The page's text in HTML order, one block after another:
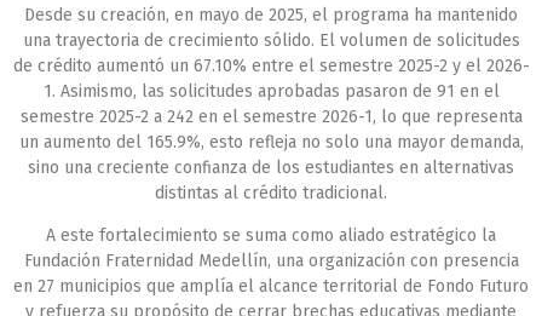
Desde su creación, en mayo de 2025, el programa ha mantenido
una trayectoria de crecimiento sólido. El volumen de solicitudes
de crédito aumentó un 67.10% entre el semestre 2025-2 y el 2026-
1. Asimismo, las solicitudes aprobadas pasaron de 91 en el
semestre 2025-2 a 242 en el semestre 2026-1, lo que representa
un aumento del 165.9%, esto refleja no solo una mayor demanda,
sino una creciente confianza de los estudiantes en alternativas
distintas al crédito tradicional.
A este fortalecimiento se suma como aliado estratégico la
Fundación Fraternidad Medellín, una organización con presencia
en 27 municipios que amplía el alcance territorial de Fondo Futuro